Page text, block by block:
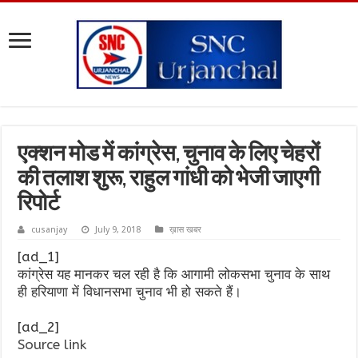
एक्शन मोड में कांग्रेस, चुनाव के लिए चेहरों
की तलाश शुरू, राहुल गांधी को भेजी जाएगी
रिपोर्ट
cusanjay July 9, 2018 ख़ास खबर
[ad_1]
कांग्रेस यह मानकर चल रही है कि आगामी लोकसभा चुनाव के साथ
ही हरियाणा में विधानसभा चुनाव भी हो सकते हैं।
[ad_2]
Source link